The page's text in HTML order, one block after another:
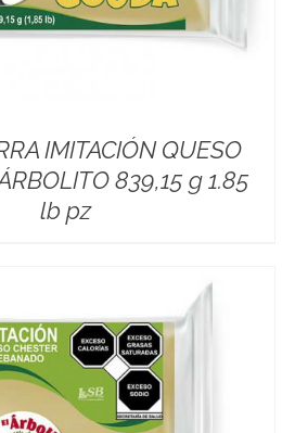
IMITACIÓN QUESO
839,15 g 1.85
lb pz